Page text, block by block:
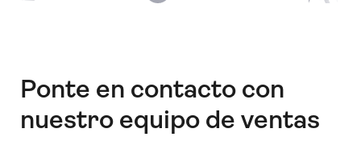
Ponte en contacto con
nuestro equipo de ventas